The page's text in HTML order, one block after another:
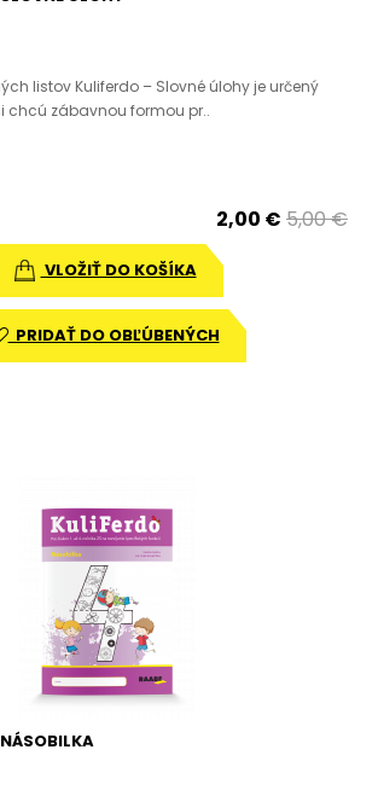
listov Kuliferdo – Slovné úlohy je určený
chcú zábavnou formou pr..
2,00 € 5,00 €
VLOŽIŤ DO KOŠÍKA
PRIDAŤ DO OBĽÚBENÝCH